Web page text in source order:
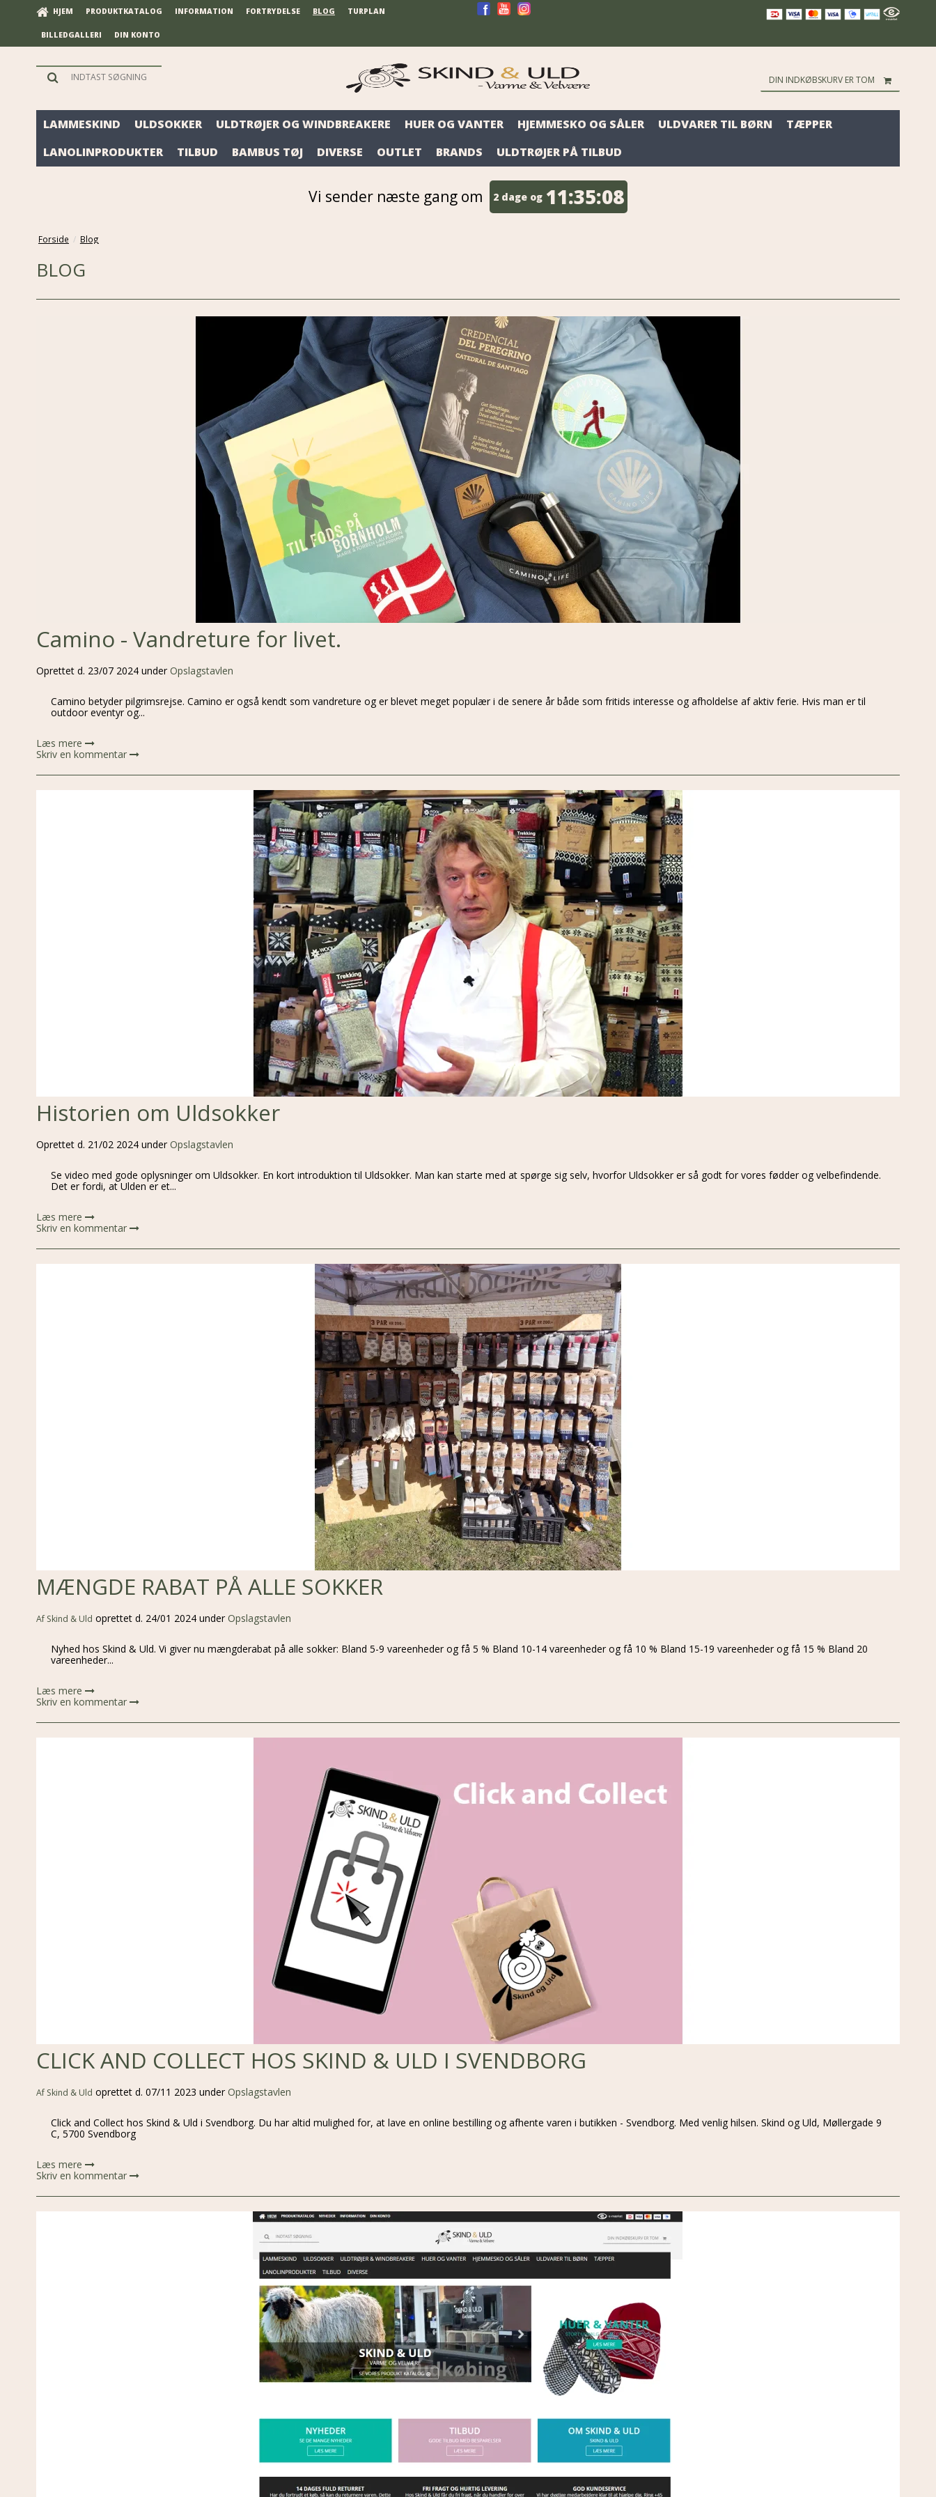
HJEM PRODUKTKATALOG INFORMATION FORTRYDELSE BLOG TURPLAN
BILLEDGALLERI DIN KONTO
DIN INDKØBSKURV ER TOM
LAMMESKIND ULDSOKKER ULDTRØJER OG WINDBREAKERE HUER OG VANTER HJEMMESKO OG SÅLER ULDVARER TIL BØRN
TÆPPER
LANOLINPRODUKTER
TILBUD BAMBUS TØJ DIVERSE OUTLET BRANDS ULDTRØJER PÅ TILBUD
Vi sender næste gang om 2 dage og 11:35:06
Forside / Blog
BLOG
Camino - Vandreture for livet.
Oprettet d. 23/07 2024 under Opslagstavlen
Camino betyder pilgrimsrejse. Camino er også kendt som vandreture og er blevet meget populær i de senere år både som fritids interesse og afholdelse af aktiv ferie. Hvis man er til
outdoor eventyr og...
Læs mere
Skriv en kommentar
Historien om Uldsokker
Oprettet d. 21/02 2024 under Opslagstavlen
Se video med gode oplysninger om Uldsokker. En kort introduktion til Uldsokker. Man kan starte med at spørge sig selv, hvorfor Uldsokker er så godt for vores fødder og velbefindende.
Det er fordi, at Ulden er et...
Læs mere
Skriv en kommentar
MÆNGDE RABAT PÅ ALLE SOKKER
Af Skind & Uld oprettet d. 24/01 2024 under Opslagstavlen
Nyhed hos Skind & Uld. Vi giver nu mængderabat på alle sokker: Bland 5-9 vareenheder og få 5 % Bland 10-14 vareenheder og få 10 % Bland 15-19 vareenheder og få 15 % Bland 20
vareenheder...
Læs mere
Skriv en kommentar
CLICK AND COLLECT HOS SKIND & ULD I SVENDBORG
Af Skind & Uld oprettet d. 07/11 2023 under Opslagstavlen
Click and Collect hos Skind & Uld i Svendborg. Du har altid mulighed for, at lave en online bestilling og afhente varen i butikken - Svendborg. Med venlig hilsen. Skind og Uld, Møllergade 9
C, 5700 Svendborg
Læs mere
Skriv en kommentar